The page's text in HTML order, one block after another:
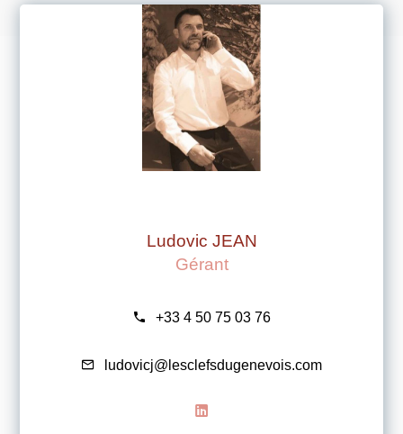
Ludovic JEAN
Gérant
+33 4 50 75 03 76
ludovicj@lesclefsdugenevois.com